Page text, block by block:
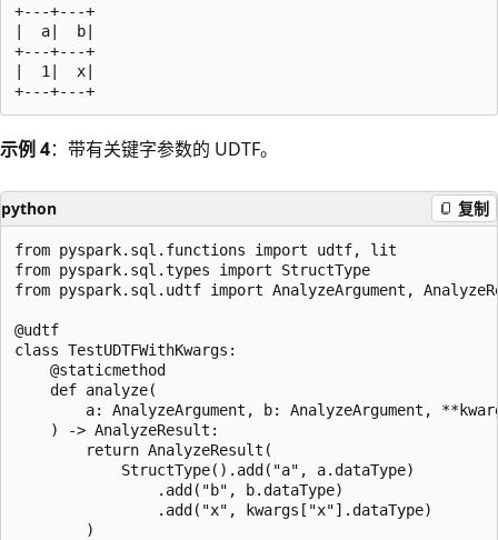
+---+---+
|  a|  b|
+---+---+
|  1|  x|
示例 4：带有关键字参数的 UDTF。
python 复制
from pyspark.sql.functions import udtf, lit
from pyspark.sql.types import StructType
from pyspark.sql.udtf import AnalyzeArgument,
@udtf
class TestUDTFWithKwargs:
    @staticmethod
    def analyze(
a: AnalyzeArgument, b: AnalyzeArgument,
    ) -> AnalyzeResult:
        return AnalyzeResult(
            StructType().add("a", a.dataType)
                .add("b", b.dataType)
                .add("x", kwargs["x"].dataType)
        )